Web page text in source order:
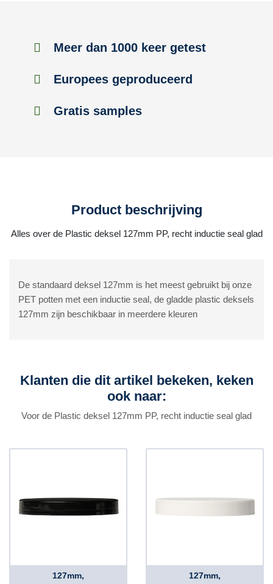
Meer dan 1000 keer getest
Europees geproduceerd
Gratis samples
Product beschrijving
Alles over de Plastic deksel 127mm PP, recht inductie seal glad
De standaard deksel 127mm is het meest gebruikt bij onze
PET potten met een inductie seal, de gladde plastic deksels
127mm zijn beschikbaar in meerdere kleuren
Klanten die dit artikel bekeken, keken
ook naar:
Voor de Plastic deksel 127mm PP, recht inductie seal glad
127mm,
127mm,